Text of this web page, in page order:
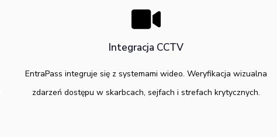
Integracja CCTV
EntraPass integruje się z systemami wideo. Weryfikacja wizualna
zdarzeń dostępu w skarbcach, sejfach i strefach krytycznych.